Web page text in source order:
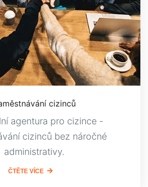
cizinců
agentura pro cizince -
cizinců bez náročné
administrativy.
ČTĚTE VÍCE